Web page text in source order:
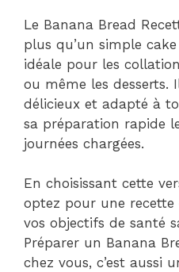
Le Banana Bread
plus qu’un simple
idéale pour les
ou même les desserts.
délicieux et adapté à
sa préparation rapide
journées chargées.
En choisissant cette
optez pour une recette
vos objectifs de santé
Préparer un Banana
chez vous, c’est aussi